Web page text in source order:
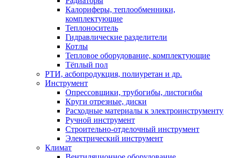
Калориферы, теплообменники,
комплектующие
Теплоноситель
Гидравлические разделители
Котлы
Тепловое оборудование, комплектующие
Тёплый пол
РТИ, асбопродукция, полиуретан и др.
Инструмент
Опрессовщики, трубогибы, листогибы
Круги отрезные, диски
Расходные материалы к электроинструменту
Ручной инструмент
Строительно-отделочный инструмент
Электрический инструмент
Климат